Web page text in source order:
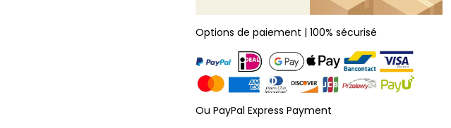
Options de paiement | 100% sécurisé
Ou PayPal Express Payment